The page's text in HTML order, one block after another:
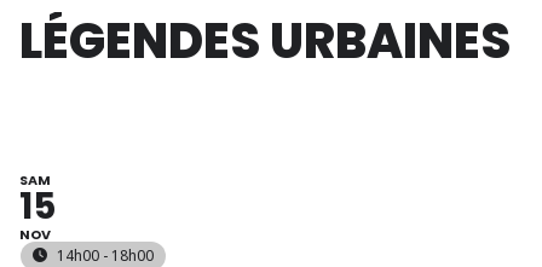
LÉGENDES URBAINES
SAM
15
NOV
14h00 - 18h00